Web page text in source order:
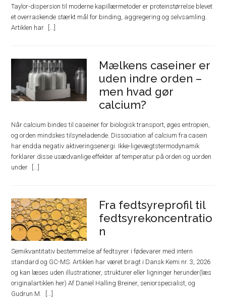
Taylor-dispersion til moderne kapillærmetoder er proteinstørrelse blevet
et overraskende stærkt mål for binding, aggregering og selvsamling.
Artiklen har
Mælkens caseiner er
uden indre orden –
men hvad gør
calcium?
Når calcium bindes til caseiner for biologisk transport, øges entropien,
og orden mindskes tilsyneladende. Dissociation af calcium fra casein
har endda negativ aktiveringsenergi. Ikke-ligevægtstermodynamik
forklarer disse usædvanlige effekter af temperatur på orden og uorden
under
Fra fedtsyreprofil til
fedtsyrekoncentratio
n
Semikvantitativ bestemmelse af fedtsyrer i fødevarer med intern
standard og GC-MS. Artiklen har været bragt i Dansk Kemi nr. 3, 2026
og kan læses uden illustrationer, strukturer eller ligninger herunder(læs
originalartiklen her) Af Daniel Halling Breiner, seniorspecialist, og
Gudrun M.